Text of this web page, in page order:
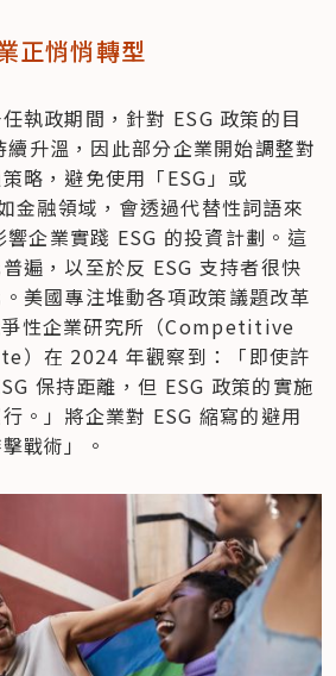
正悄悄轉型
執政期間，針對 ESG 政策的目
升溫，因此部分企業開始調整對
略，避免使用「ESG」或
金融領域，會透過代替性詞語來
企業實踐 ESG 的投資計劃。這
遍，以至於反 ESG 支持者很快
美國專注堆動各項政策議題改革
性企業研究所（Competitive
在 2024 年觀察到：「即使許
保持距離，但 ESG 政策的實施
。」將企業對 ESG 縮寫的避用
戰術」。